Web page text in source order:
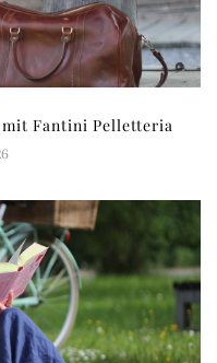
Fantini Pelletteria